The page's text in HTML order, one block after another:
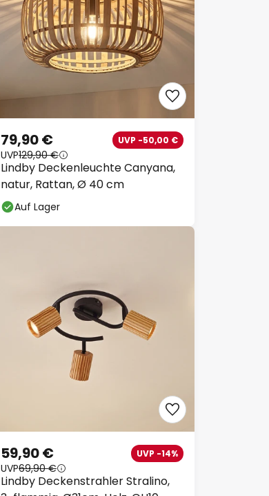
Lindby Deckenleuchte Canyana,
natur, Rattan, Ø 40 cm
79,90 € UVP -50,00 €
UVP129,90 €
Auf Lager
Lindby Deckenstrahler Stralino,
59,90 € UVP -14%
UVP69,90 €